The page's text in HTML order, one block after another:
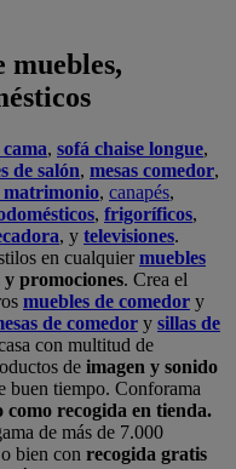
muebles,
, sofá chaise longue,
de salón, mesas comedor,
, canapés,
, frigoríficos,
, y televisiones.
en cualquiermuebles
y promociones. Crea el
muebles de comedor y
de comedor y sillas de
con multitud de
de imagen y sonido
buen tiempo. Conforama
recogida en tienda.
de más de 7.000
bien con recogida gratis